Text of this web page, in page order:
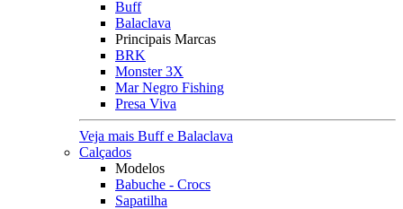
Buff
Balaclava
Principais Marcas
BRK
Monster 3X
Mar Negro Fishing
Presa Viva
Veja mais Buff e Balaclava
Calçados
Modelos
Babuche - Crocs
Sapatilha